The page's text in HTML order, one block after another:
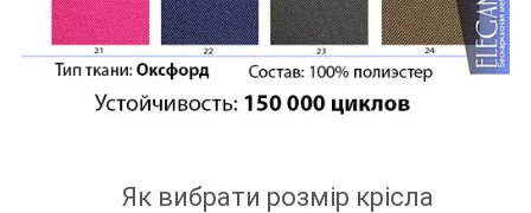
Як вибрати розмір крісла